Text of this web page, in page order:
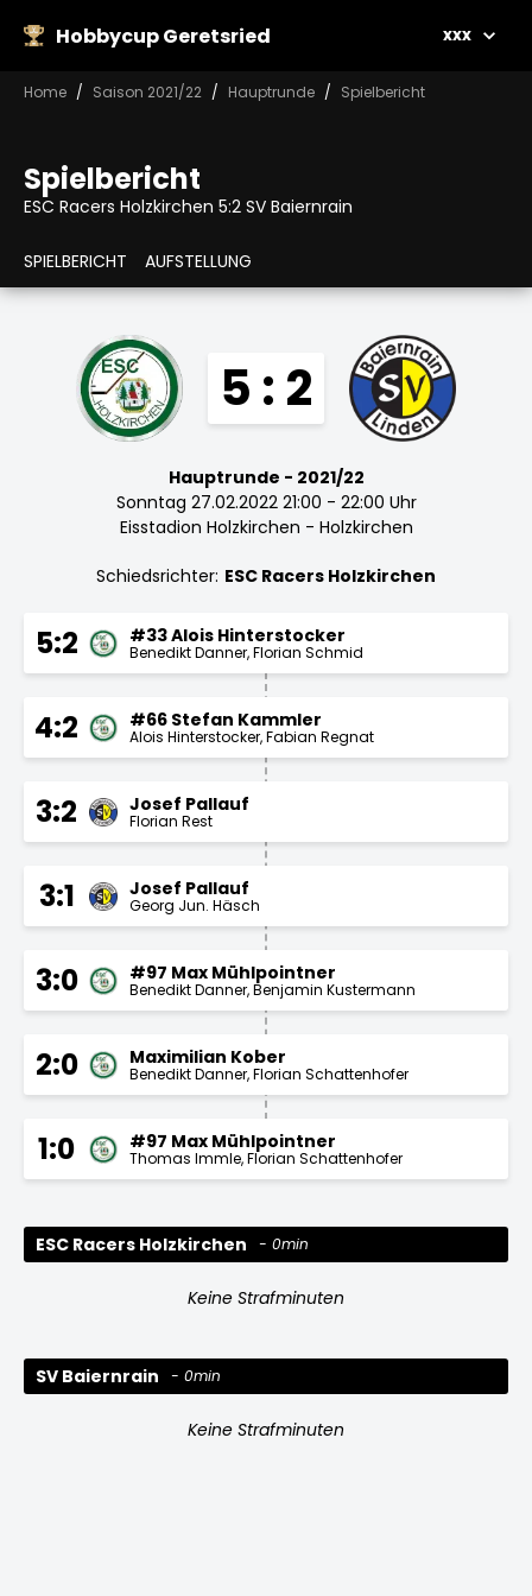
Hobbycup Geretsried xxx
Home Saison 2021/22 Hauptrunde Spielbericht
Spielbericht
ESC Racers Holzkirchen 5:2 SV Baiernrain
SPIELBERICHT AUFSTELLUNG
5 : 2
Hauptrunde - 2021/22
Sonntag 27.02.2022 21:00 - 22:00 Uhr
Eisstadion Holzkirchen - Holzkirchen
Schiedsrichter: ESC Racers Holzkirchen
5:2 #33 Alois Hinterstocker
Benedikt Danner Florian Schmid
4:2 #66 Stefan Kammler
Alois Hinterstocker Fabian Regnat
3:2 Josef Pallauf
Florian Rest
3:1 Josef Pallauf
Georg Jun. Häsch
3:0 #97 Max Mühlpointner
Benedikt Danner Benjamin Kustermann
2:0 Maximilian Kober
Benedikt Danner Florian Schattenhofer
1:0 #97 Max Mühlpointner
Thomas Immle Florian Schattenhofer
ESC Racers Holzkirchen 0min
Keine Strafminuten
SV Baiernrain 0min
Keine Strafminuten